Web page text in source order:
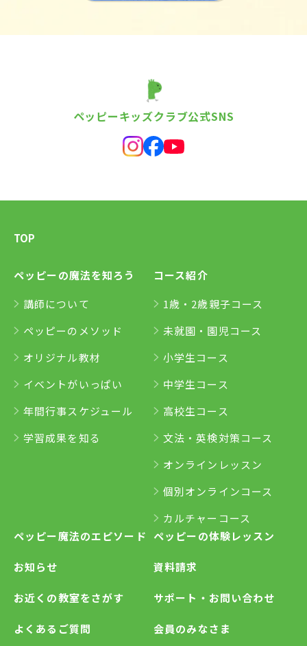
ペッピーキッズクラブ公式SNS
TOP
ペッピーの魔法を知ろう
講師について
ペッピーのメソッド
オリジナル教材
イベントがいっぱい
年間行事スケジュール
学習成果を知る
コース紹介
1歳・2歳親子コース
未就園・園児コース
小学生コース
中学生コース
高校生コース
文法・英検対策コース
オンラインレッスン
個別オンラインコース
カルチャーコース
ペッピー魔法のエピソード
お知らせ
お近くの教室をさがす
よくあるご質問
ペッピーの体験レッスン
資料請求
サポート・お問い合わせ
会員のみなさま